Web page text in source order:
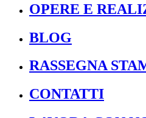
OPERE E
BLOG
RASSEGNA
CONTATTI